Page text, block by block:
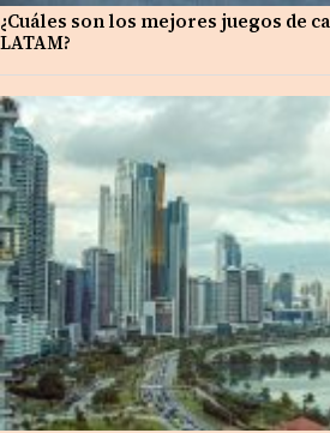
¿Cuáles son los mejores juegos de
LATAM?